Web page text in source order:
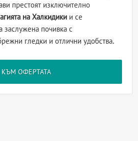
престоят изключително
на Халкидики и се
заслужена почивка с
гледки и отлични удобства.
КЪМ ОФЕРТАТА